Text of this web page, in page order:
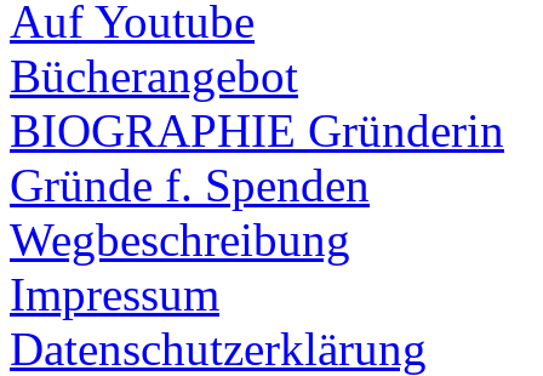
Auf Youtube
Bücherangebot
BIOGRAPHIE Gründerin
Gründe f. Spenden
Wegbeschreibung
Impressum
Datenschutzerklärung